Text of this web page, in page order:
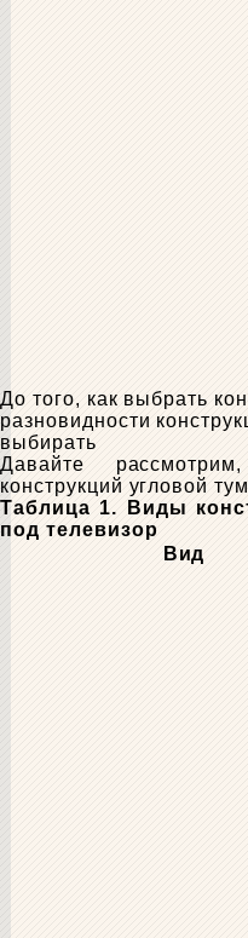
До того, как выбрать
разновидности
выбирать
Давайте
конструкций угловой
Таблица 1. Виды
под телевизор
Вид